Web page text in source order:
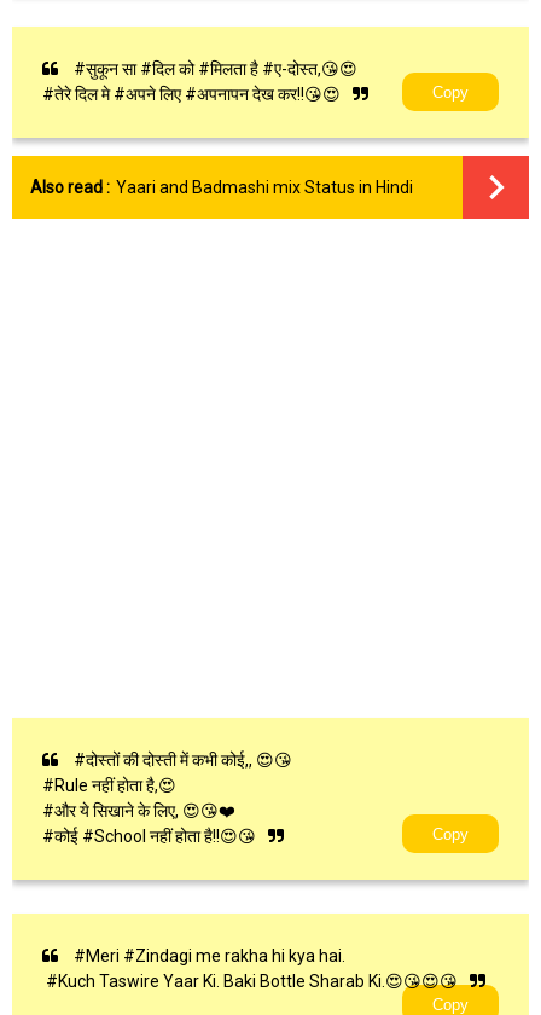
#सुकून सा #दिल को #मिलता है #ए-दोस्त,😘😍
#तेरे दिल मे #अपने लिए #अपनापन देख कर!!😘😍
Copy
Also read : Yaari and Badmashi mix Status in Hindi
#दोस्तों की दोस्ती में कभी कोई,, 😍😘
#Rule नहीं होता है,😍
#और ये सिखाने के लिए, 😍😘❤️
#कोई #School नहीं होता है!!😍😘
Copy
#Meri #Zindagi me rakha hi kya hai.
#Kuch Taswire Yaar Ki. Baki Bottle Sharab Ki.😍😘😍😘
Copy